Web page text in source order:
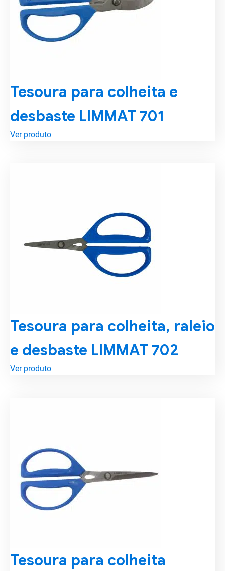
Tesoura para colheita e
desbaste LIMMAT 701
Ver produto
Tesoura para colheita, raleio
e desbaste LIMMAT 702
Ver produto
Tesoura para colheita